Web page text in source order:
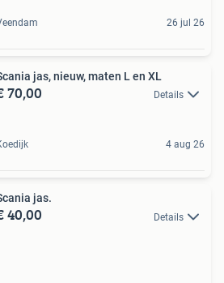
26 jul 26
jas, nieuw, maten L en XL
70,00 Details
4 aug 26
jas.
40,00 Details